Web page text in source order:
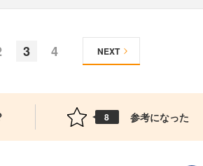
3 4 NEXT
8 参考になった